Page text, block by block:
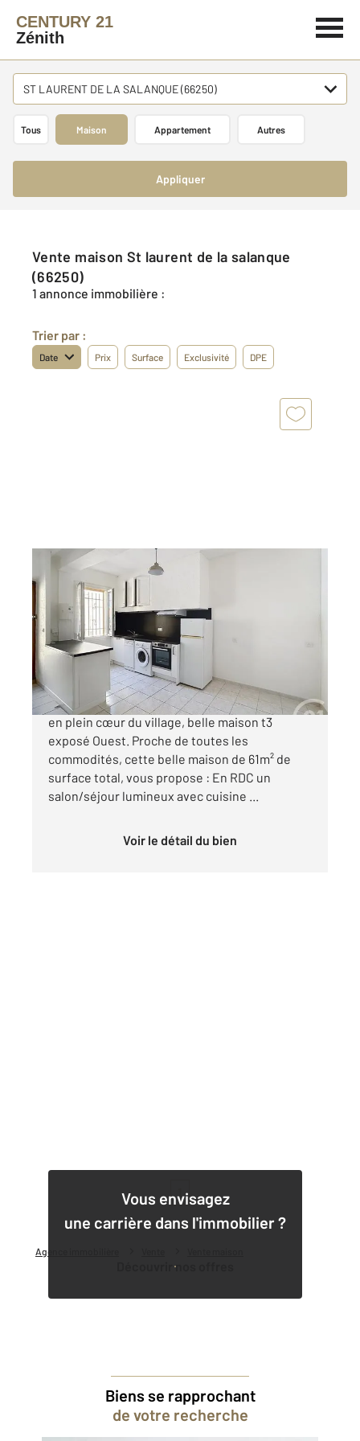
CENTURY 21
Zénith
ST LAURENT DE LA SALANQUE (66250)
Tous Maison Appartement Autres
Appliquer
Agence immobilière
Vente maison St laurent de la salanque
(66250)
1 annonce immobilière :
Trier par :
Date Prix Surface Exclusivité DPE
ST LAURENT DE LA SALANQUE 66
51,18 m2, 3 pièces
Ref : 4607
Maison à vendre
109 900 €
A VENDRE, SAINT LAURENT DE LA SALANQUE,
en plein cœur du village, belle maison t3
exposé Ouest. Proche de toutes les
commodités, cette belle maison de 61m² de
surface total, vous propose : En RDC un
salon/séjour lumineux avec cuisine ...
Voir le détail du bien
Vous envisagez
une carrière dans l'immobilier ?
Découvrir nos offres
Biens se rapprochant
de votre recherche